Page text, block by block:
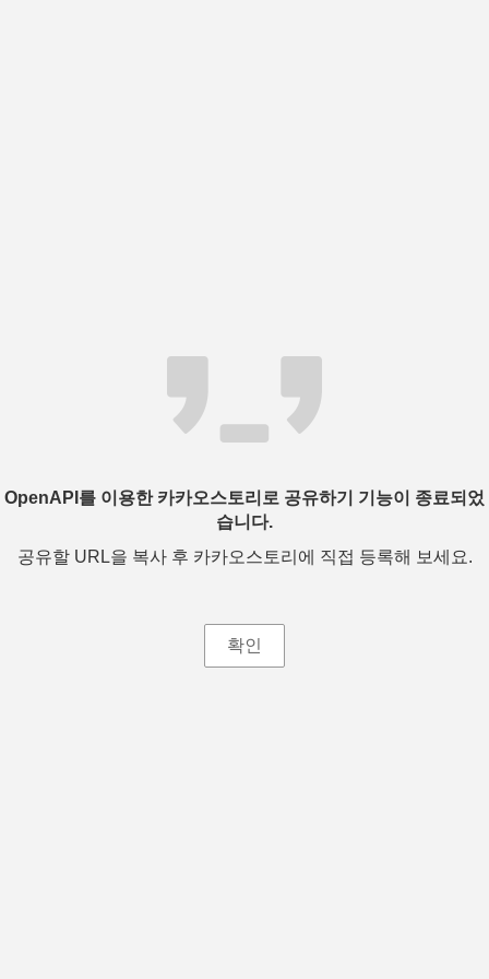
OpenAPI를 이용한 카카오스토리로 공유하기 기능이 종료되었
습니다.
공유할 URL을 복사 후 카카오스토리에 직접 등록해 보세요.
확인